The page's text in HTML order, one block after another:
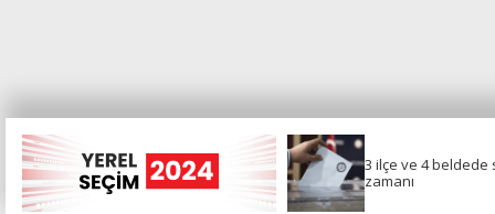
3 ilçe ve 4 beldede
yeniden seçim
3 ilçe ve 4 beldede
zamanı